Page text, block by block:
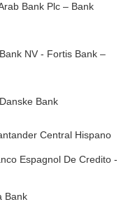
Bank Plc – Bank
NV ‐ Fortis Bank –
Danske Bank
Central Hispano
Espagnol De Credito ‐
Bank